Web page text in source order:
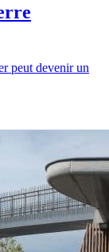
peut devenir un